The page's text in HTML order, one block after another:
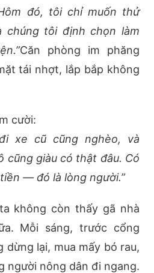
đó, tôi chỉ muốn thử
chúng tôi định chọn làm
Căn phòng im phăng
tái nhợt, lắp bắp không
cười:
xe cũ cũng nghèo, và
cũng giàu có thật đâu. Có
— đó là lòng người.”
không còn thấy gã nhà
Mỗi sáng, trước cổng
dừng lại, mua mấy bó rau,
người nông dân đi ngang.